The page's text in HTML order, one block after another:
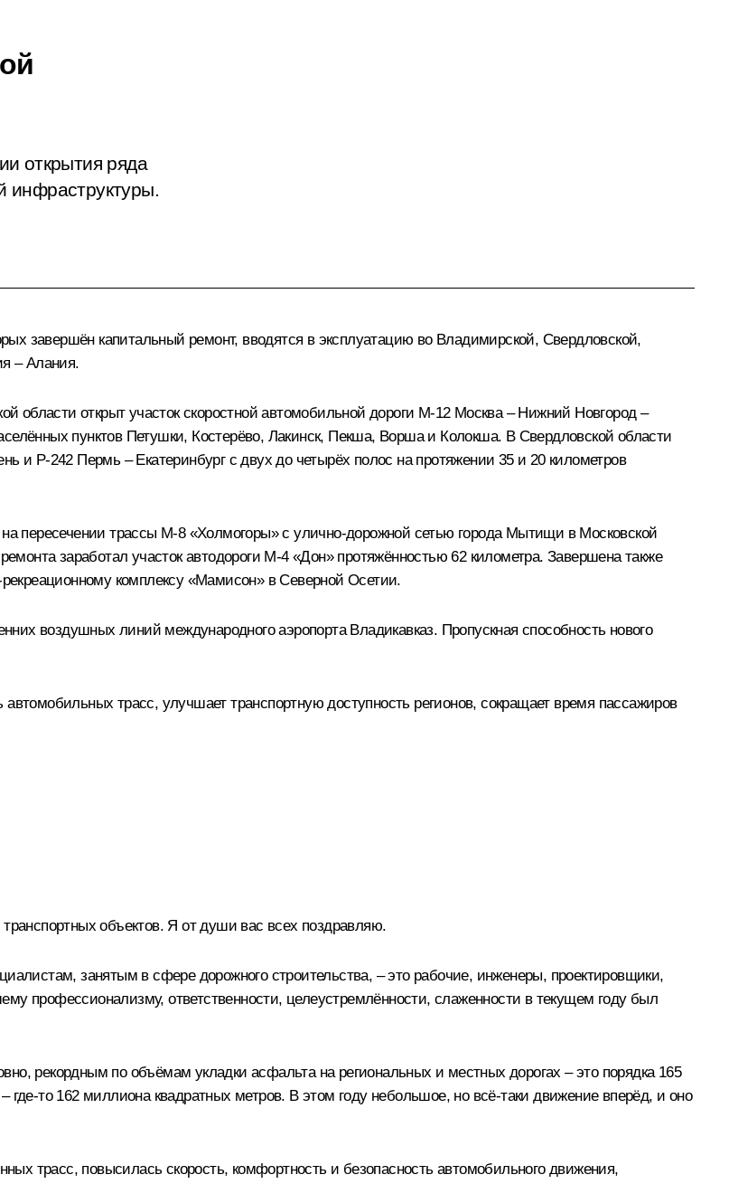
открытия ряда
инфраструктуры.
завершён капитальный ремонт, вводятся в эксплуатацию во Владимирской, Свердловской,
– Алания.
области открыт участок скоростной автомобильной дороги М-12 Москва – Нижний Новгород –
пунктов Петушки, Костерёво, Лакинск, Пекша, Ворша и Колокша. В Свердловской области
и Р-242 Пермь – Екатеринбург с двух до четырёх полос на протяжении 35 и 20 километров
пересечении трассы М-8 «Холмогоры» с улично-дорожной сетью города Мытищи в Московской
заработал участок автодороги М-4 «Дон» протяжённостью 62 километра. Завершена также
рекреационному комплексу «Мамисон» в Северной Осетии.
воздушных линий международного аэропорта Владикавказ. Пропускная способность нового
трасс, улучшает транспортную доступность регионов, сокращает время пассажиров
объектов. Я от души вас всех поздравляю.
занятым в сфере дорожного строительства, – это рабочие, инженеры, проектировщики,
профессионализму, ответственности, целеустремлённости, слаженности в текущем году был
рекордным по объёмам укладки асфальта на региональных и местных дорогах – это порядка 165
то 162 миллиона квадратных метров. В этом году небольшое, но всё-таки движение вперёд, и оно
трасс, повысилась скорость, комфортность и безопасность автомобильного движения,